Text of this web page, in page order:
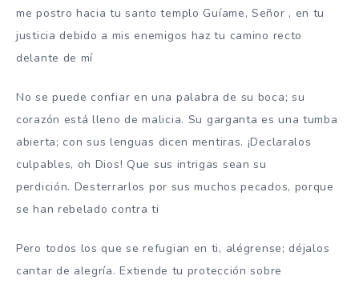
me postro hacia tu santo templo Guíame,Señor , en tu
justicia debido a mis enemigos haz tu camino recto
delante de mí
No se puede confiar en una palabra de su boca; su
corazón está lleno de malicia. Su garganta es una tumba
abierta; con sus lenguas dicen mentiras. ¡Declaralos
culpables, oh Dios! Que sus intrigas sean su
perdición. Desterrarlos por sus muchos pecados, porque
se han rebelado contra ti
Pero todos los que se refugian en ti, alégrense; déjalos
cantar de alegría.Extiende tu protección sobre